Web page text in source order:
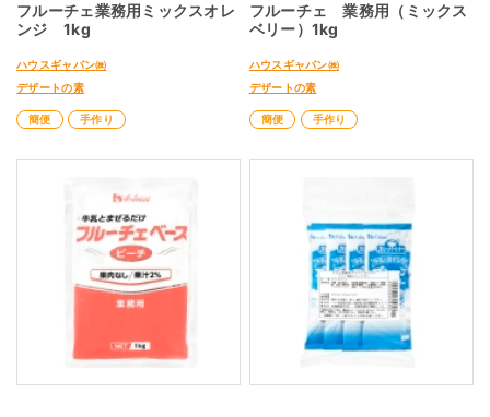
フルーチェ業務用ミックスオレ
ンジ 1kg
ハウスギャバン㈱
デザートの素
簡便 手作り
フルーチェ 業務用（ミックス
ベリー）1kg
ハウスギャバン㈱
デザートの素
簡便 手作り